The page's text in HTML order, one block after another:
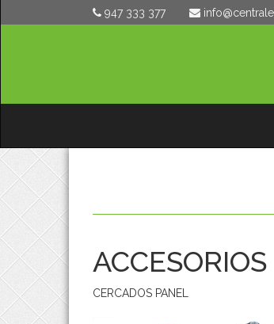
947 333 377
ACCESORIOS
CERCADOS PANEL